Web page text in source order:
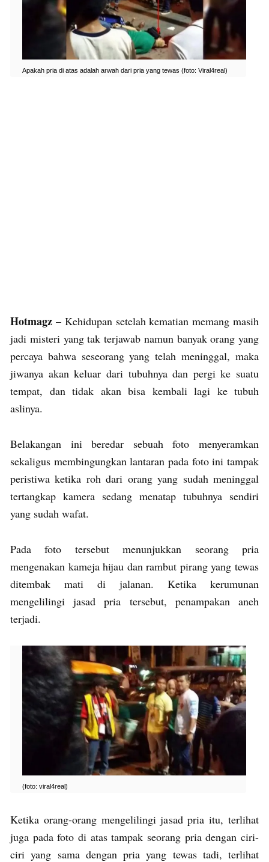
Apakah pria di atas adalah arwah dari pria yang tewas (foto: Viral4real)
Hotmagz – Kehidupan setelah kematian memang masih
jadi misteri yang tak terjawab namun banyak orang yang
percaya bahwa seseorang yang telah meninggal, maka
jiwanya akan keluar dari tubuhnya dan pergi ke suatu
tempat, dan tidak akan bisa kembali lagi ke tubuh
aslinya.
Belakangan ini beredar sebuah foto menyeramkan
sekaligus membingungkan lantaran pada foto ini tampak
peristiwa ketika roh dari orang yang sudah meninggal
tertangkap kamera sedang menatap tubuhnya sendiri
yang sudah wafat.
Pada foto tersebut menunjukkan seorang pria
mengenakan kameja hijau dan rambut pirang yang tewas
ditembak mati di jalanan. Ketika kerumunan
mengelilingi jasad pria tersebut, penampakan aneh
terjadi.
(foto: viral4real)
Ketika orang-orang mengelilingi jasad pria itu, terlihat
juga pada foto di atas tampak seorang pria dengan ciri-
ciri yang sama dengan pria yang tewas tadi, terlihat